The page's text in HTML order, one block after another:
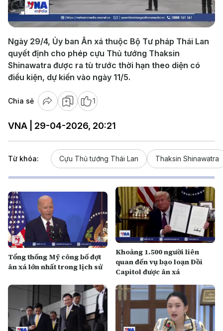
Video
Ngày 29/4, Ủy ban Ân xá thuộc Bộ Tư pháp Thái Lan
quyết định cho phép cựu Thủ tướng Thaksin
Shinawatra được ra tù trước thời hạn theo diện có
điều kiện, dự kiến vào ngày 11/5.
Chia sẻ 1
VNA | 29-04-2026, 20:21
Từ khóa: Cựu Thủ tướng Thái Lan Thaksin Shinawatra
Tổng thống Mỹ công bố đợt
ân xá lớn nhất trong lịch sử
Khoảng 1.500 người liên
quan đến vụ bạo loạn Đồi
Capitol được ân xá